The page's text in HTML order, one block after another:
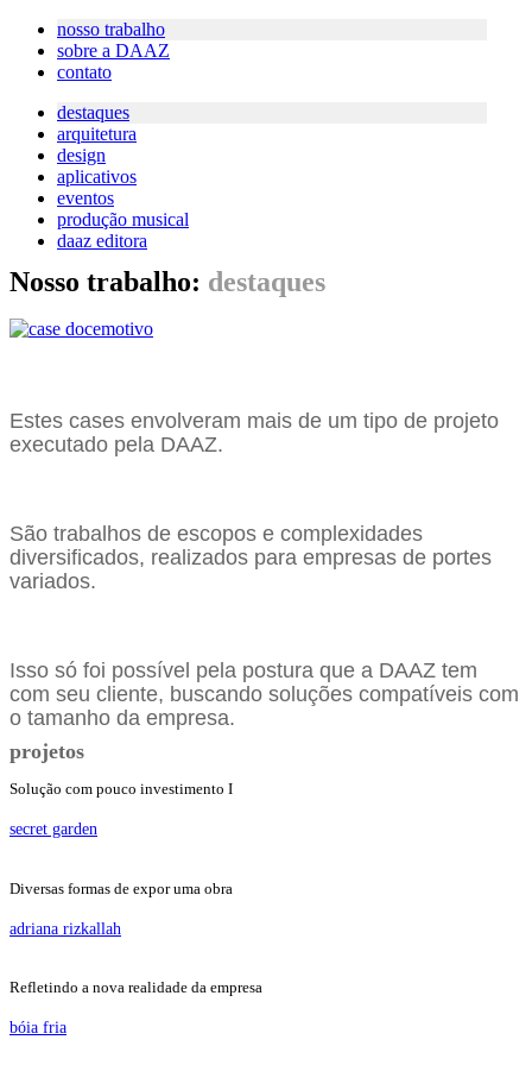
nosso trabalho
sobre a DAAZ
contato
destaques
arquitetura
design
aplicativos
eventos
produção musical
daaz editora
Nosso trabalho: destaques
Estes cases envolveram mais de um tipo de projeto
executado pela DAAZ.
São trabalhos de escopos e complexidades
diversificados, realizados para empresas de portes
variados.
Isso só foi possível pela postura que a DAAZ tem
com seu cliente, buscando soluções compatíveis com
o tamanho da empresa.
projetos
Solução com pouco investimento I
secret garden
Diversas formas de expor uma obra
adriana rizkallah
Refletindo a nova realidade da empresa
bóia fria